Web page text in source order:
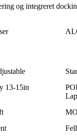
og integreret
13-15in